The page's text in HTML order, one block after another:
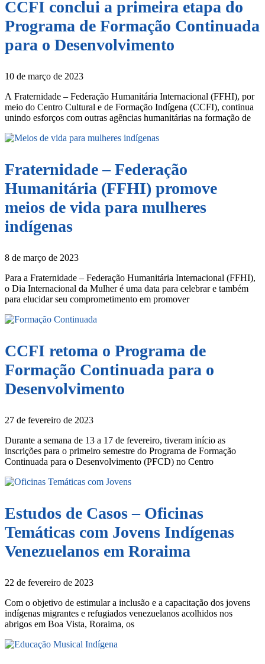
CCFI conclui a primeira etapa do
Programa de Formação Continuada
para o Desenvolvimento
10 de março de 2023
A Fraternidade – Federação Humanitária Internacional (FFHI), por
meio do Centro Cultural e de Formação Indígena (CCFI), continua
unindo esforços com outras agências humanitárias na formação de
Fraternidade – Federação
Humanitária (FFHI) promove
meios de vida para mulheres
indígenas
8 de março de 2023
Para a Fraternidade – Federação Humanitária Internacional (FFHI),
o Dia Internacional da Mulher é uma data para celebrar e também
para elucidar seu comprometimento em promover
CCFI retoma o Programa de
Formação Continuada para o
Desenvolvimento
27 de fevereiro de 2023
Durante a semana de 13 a 17 de fevereiro, tiveram início as
inscrições para o primeiro semestre do Programa de Formação
Continuada para o Desenvolvimento (PFCD) no Centro
Estudos de Casos – Oficinas
Temáticas com Jovens Indígenas
Venezuelanos em Roraima
22 de fevereiro de 2023
Com o objetivo de estimular a inclusão e a capacitação dos jovens
indígenas migrantes e refugiados venezuelanos acolhidos nos
abrigos em Boa Vista, Roraima, os